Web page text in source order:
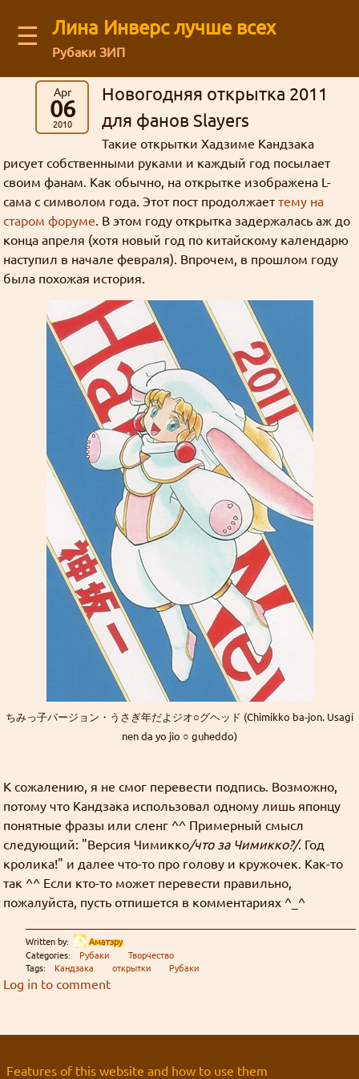
☰ Лина Инверс лучше всех
Рубаки ЗИП
You are not logged in
orregirsteran account
Apr
06
2010
Новогодняя открытка 2011
для фанов Slayers
Такие открытки Хадзиме Кандзака
рисует собственными руками и каждый год посылает
своим фанам. Как обычно, на открытке изображена L-
сама с символом года. Этот пост продолжаеттему на
старом форуме. В этом году открытка задержалась аж до
конца апреля (хотя новый год по китайскому календарю
наступил в начале февраля). Впрочем, в прошлом году
была похожая история.
ちみっ子バージョン・うさぎ年だよジオ○グヘッド (Chimikko ba-jon. Usagi
nen da yo jio ○ guheddo)
К сожалению, я не смог перевести подпись. Возможно,
потому что Кандзака использовал одному лишь японцу
понятные фразы или сленг ^^ Примерный смысл
следующий: "Версия Чимикко/что за Чимикко?/. Год
кролика!" и далее что-то про голову и кружочек. Как-то
так ^^ Если кто-то может перевести правильно,
пожалуйста, пусть отпишется в комментариях ^_^
Written by:
Аматэру
Categories:
Рубаки
Творчество
Tags:
Кандзака открытки Рубаки
Log in to comment
Message board
Feedback form
About our authors
Store
Архив старого форума
Можешь ли ты общаться с нами через
Дискорд?
Ввиду некоторых политических
действий, Дискорд может быть
недоступен в некоторых регионах. Мы
хотим быть уверены в том что все
желающие смогут зайти в чат.
Нет
You must log in to vote
You can check the results in archive when
the poll is closed
Polls archive
Search for:
Аниме
Рубаки
Магия (17)
(5)
География (5)
Творчество (71)
Фанфики (63)
Переводы (26)
Сайт (31)
Флуд (3)
Всякие всякости
Ня, кавай (3)
Рецензии (5)
Хорошие, добрые буквы
Хорошие, добрые картинки
(12)
Grammar nazi
(3)
(6)
Форум Slayers.RU (12)
Latest blog comments:
Mega Brand Kikaku от 15.03.2026 (Вопросы месяца №174)
Джима
: На последний вопрос старичок
Кандзака на удивление прямо ответил 😺
Mega Brand Kikaku от 03.11.2025 (Вопросы месяца №170)
Goury: (ﾉ◕ヮ◕)ﾉ*:･ﾟ✧ ❤️
Mega Brand Kikaku от 04.10.2025 (Вопросы месяца №169)
Grabz: Как раз недавно вспоминал на
анимефоруме про Аматэру, гы.
Внезапно!
Nous_Magus : Это хорошие новости. Надеюсь,
что развитие будет продолжаться.
Сборник вопросов месяца с 5 по 155
Goury: (ﾉ◕ヮ◕)ﾉ*:･ﾟ✧ ❤️
Золотые купоны были отправлены старым участникам
Grabz
: Я хз че такое "OPT аутентификация",
Эрнст памаги! Двухфакторная что ли?
Grabz: А что там с камь-юнити Слеерс-
параллель? Последний раз когда проверял у них
даже регистрация была закрыта. Нексса-джахады
там всякие, Мордейны, Розевиры, где все эти
люди были 8 лет?: Похоже просто до Клавдифлёра
только-только дошли обновления днс записей
для этого домена, вроде заработало.
включен Cloudflare WARP?
Goury:
https://slayers.zip/bb/feedback/view/957bbe10-
d41d-4e59-846f-1848412e14f2
Latest message board posts:
Нам нужно больше голосований
Goury: Предлагайте ваши предложения
Как добывать золото
Goury: У меня нет такой уверенности.
На фоне того что там творится, не факт что я
смогу продлить регистрацию домена.
А слеерсра рано или поздно закончится, к
Grabz:
фанфик буквы манга Зелгадис рисунки картинки
Revolution Кселлос Мартина японский фанарт
административное Лина Инверс
жизнь торжественно форум
интервью ня грустно
ненависть
блог Рубаки
сайт ответы история
спам матчасть
Кандзака гостевая статья
опрос мазоку Гаури открытки кризис Луна Инверс
мироздание кавай новости
Blue in the shell
перевод интернеты рецензия
фанарт Предупреждений нет
Recent visitors
Guests: 58
Members: 0
Features of this website and how to use them